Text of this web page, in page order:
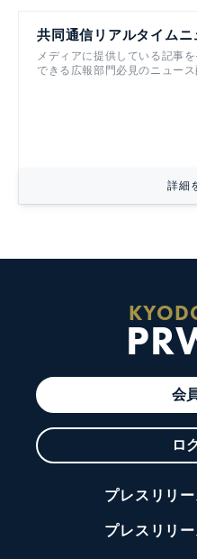
共同通信リアルタイムニ
メディアに提供している記事
できる広報部門必見のニュー
詳細
会
ロ
プレスリリ
プレスリリ